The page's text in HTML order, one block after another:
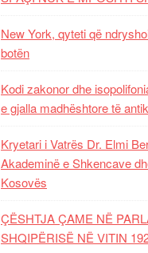
New York, qyteti që
botën
Kodi zakonor dhe
e gjalla madhështore të
Kryetari i Vatrës Dr. Elmi
Akademinë e Shkencave
Kosovës
ÇËSHTJA ÇAME NË
SHQIPËRISË NË VITIN